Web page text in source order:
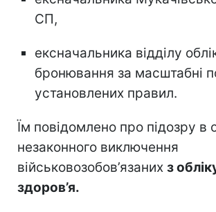
СП,
ексначальника відділу
бронювання за масштабні
установлених правил.
Їм повідомлено про підозру в
незаконного виключення
військовозобов’язаних з
здоров’я.